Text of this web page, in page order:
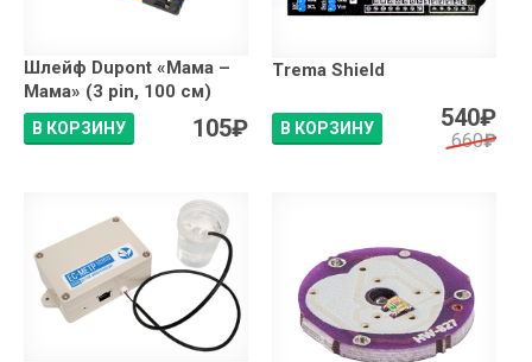
Шлейф Dupont «Мама –
Мама» (3 pin, 100 см)
В КОРЗИНУ 105₽
Trema Shield
В КОРЗИНУ 540₽
660₽